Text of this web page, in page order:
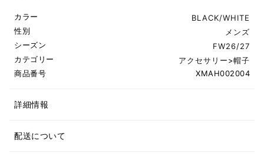
カラー
BLACK/WHITE
性別
メンズ
シーズン
FW26/27
カテゴリー
アクセサリー>帽子
商品番号
XMAH002004
詳細情報
配送について